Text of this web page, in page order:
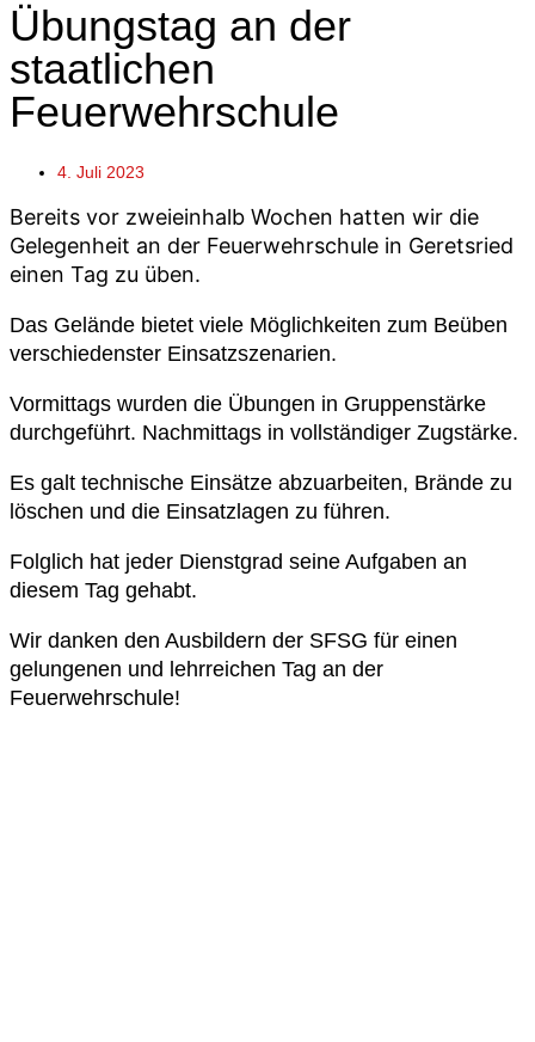
Übungstag an der
staatlichen
Feuerwehrschule
4. Juli 2023
Bereits vor zweieinhalb Wochen hatten wir die
Gelegenheit an der Feuerwehrschule in Geretsried
einen Tag zu üben.
Das Gelände bietet viele Möglichkeiten zum Beüben
verschiedenster Einsatzszenarien.
Vormittags wurden die Übungen in Gruppenstärke
durchgeführt. Nachmittags in vollständiger Zugstärke.
Es galt technische Einsätze abzuarbeiten, Brände zu
löschen und die Einsatzlagen zu führen.
Folglich hat jeder Dienstgrad seine Aufgaben an
diesem Tag gehabt.
Wir danken den Ausbildern der SFSG für einen
gelungenen und lehrreichen Tag an der
Feuerwehrschule!